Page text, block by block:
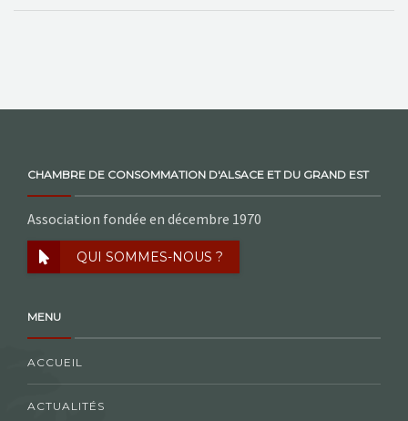
CHAMBRE DE CONSOMMATION D'ALSACE ET DU GRAND EST
Association fondée en décembre 1970
QUI SOMMES-NOUS ?
MENU
ACCUEIL
ACTUALITÉS